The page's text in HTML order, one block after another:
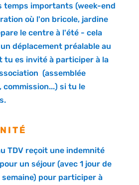
temps importants (week-end
où l'on bricole, jardine
le centre à l'été - cela
déplacement préalable au
tu es invité à participer à la
(assemblée
commission...) si tu le
TDV reçoit une indemnité
un séjour (avec 1 jour de
semaine) pour participer à